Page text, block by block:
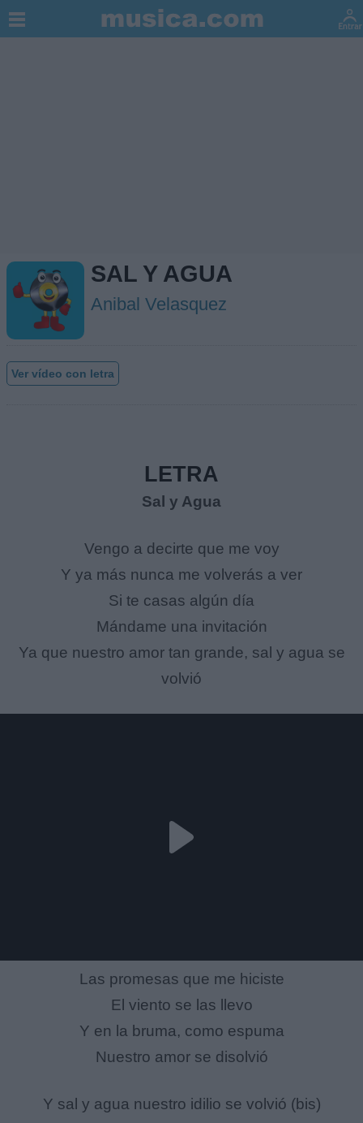
SAL Y AGUA
Anibal Velasquez
Ver vídeo con letra
LETRA
Sal y Agua
Vengo a decirte que me voy
Y ya más nunca me volverás a ver
Si te casas algún día
Mándame una invitación
Ya que nuestro amor tan grande, sal y agua se
volvió
Las promesas que me hiciste
El viento se las llevo
Y en la bruma, como espuma
Nuestro amor se disolvió
Y sal y agua nuestro idilio se volvió (bis)